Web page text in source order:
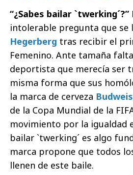
“¿Sabes bailar `twerking´?”
intolerable pregunta que se
Hegerberg tras recibir el
Femenino. Ante tamaña
deportista que merecía ser
misma forma que sus
la marca de cerveza
de la Copa Mundial de la
movimiento por la igualdad
bailar `twerking´ es algo
marca propone que todos
llenen de este baile.